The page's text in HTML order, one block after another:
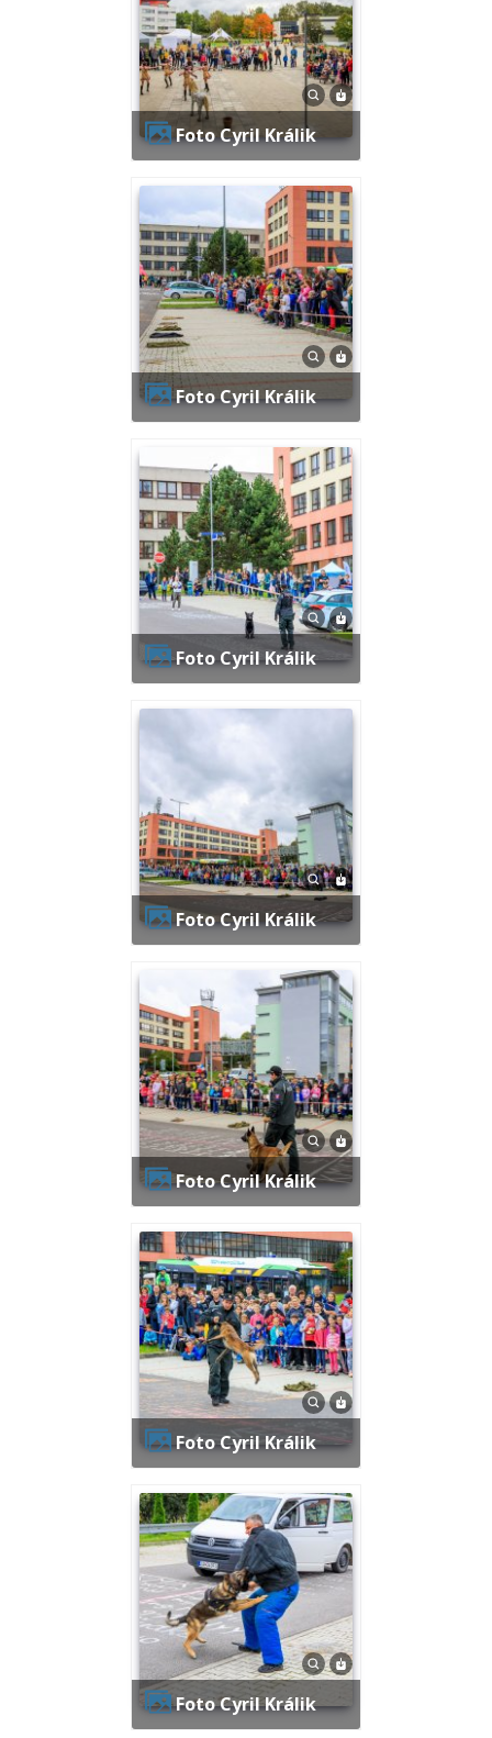
Foto Cyril Králik
Foto Cyril Králik
Foto Cyril Králik
Foto Cyril Králik
Foto Cyril Králik
Foto Cyril Králik
Foto Cyril Králik